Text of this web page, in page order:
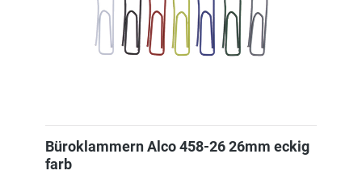
Büroklammern Alco 458-26 26mm eckig
farb